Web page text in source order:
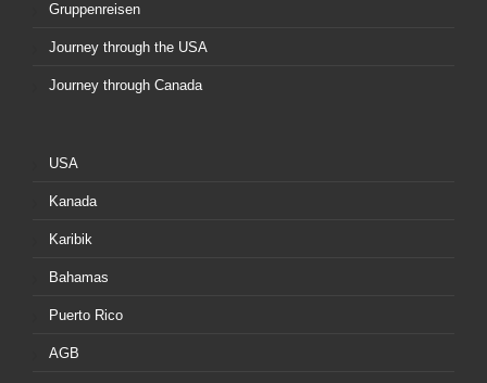
Gruppenreisen
Journey through the USA
Journey through Canada
USA
Kanada
Karibik
Bahamas
Puerto Rico
AGB